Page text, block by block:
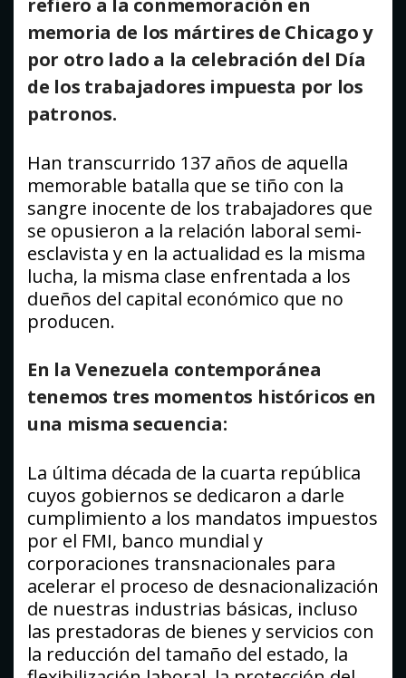
refiero a la conmemoración en
memoria de los mártires de Chicago y
por otro lado a la celebración del Día
de los trabajadores impuesta por los
patronos.
Han transcurrido 137 años de aquella
memorable batalla que se tiño con la
sangre inocente de los trabajadores que
se opusieron a la relación laboral semi-
esclavista y en la actualidad es la misma
lucha, la misma clase enfrentada a los
dueños del capital económico que no
producen.
En la Venezuela contemporánea
tenemos tres momentos históricos en
una misma secuencia:
La última década de la cuarta república
cuyos gobiernos se dedicaron a darle
cumplimiento a los mandatos impuestos
por el FMI, banco mundial y
corporaciones transnacionales para
acelerar el proceso de desnacionalización
de nuestras industrias básicas, incluso
las prestadoras de bienes y servicios con
la reducción del tamaño del estado, la